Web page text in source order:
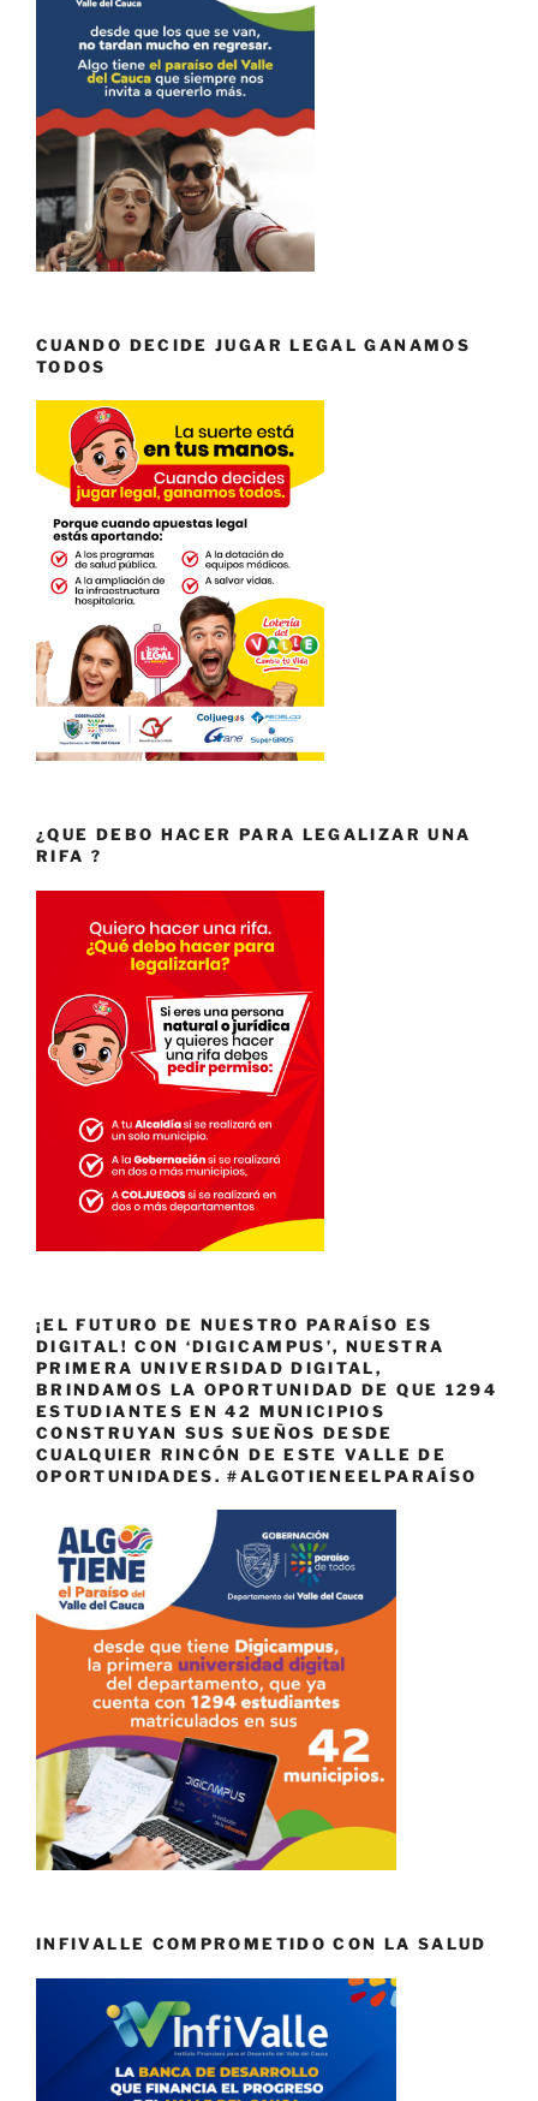
CUANDO DECIDE JUGAR LEGAL GANAMOS
TODOS
¿QUE DEBO HACER PARA LEGALIZAR UNA
RIFA ?
¡EL FUTURO DE NUESTRO PARAÍSO ES
DIGITAL! CON ‘DIGICAMPUS’, NUESTRA
PRIMERA UNIVERSIDAD DIGITAL,
BRINDAMOS LA OPORTUNIDAD DE QUE 1294
ESTUDIANTES EN 42 MUNICIPIOS
CONSTRUYAN SUS SUEÑOS DESDE
CUALQUIER RINCÓN DE ESTE VALLE DE
OPORTUNIDADES. #ALGOTIENEELPARAÍSO
INFIVALLE COMPROMETIDO CON LA SALUD